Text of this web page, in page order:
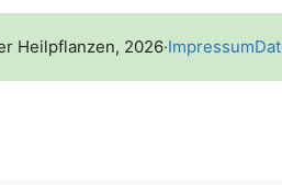
Heilpflanzen, 2026·Impressum